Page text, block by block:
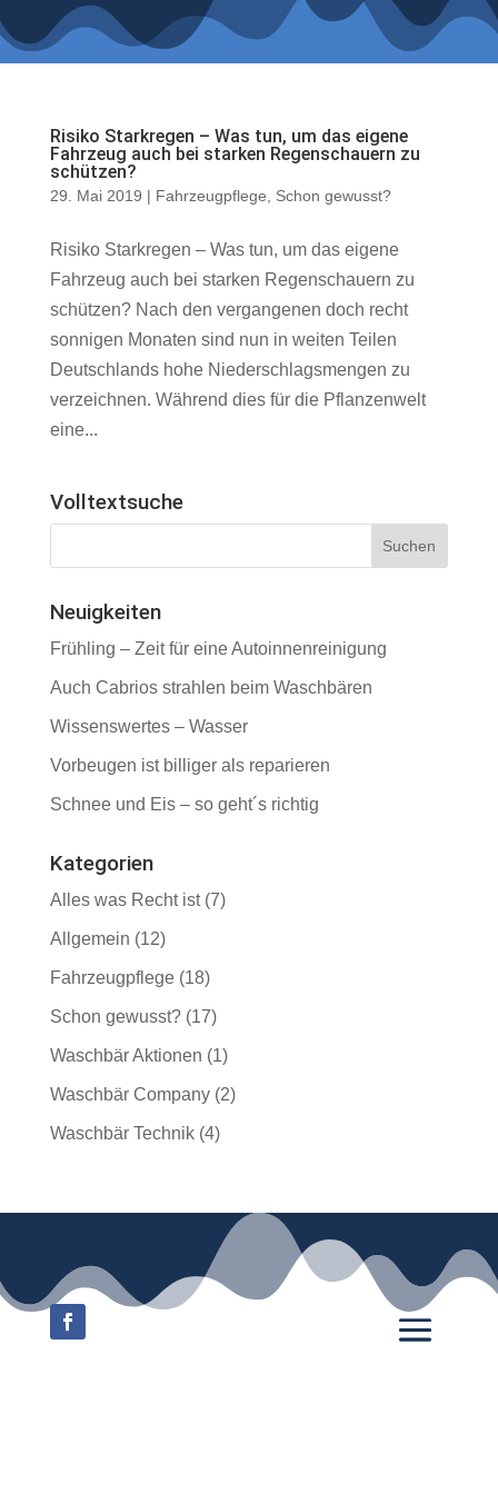
Risiko Starkregen – Was tun, um das eigene
Fahrzeug auch bei starken Regenschauern zu
schützen?
29. Mai 2019 | Fahrzeugpflege Schon gewusst?
Risiko Starkregen – Was tun, um das eigene
Fahrzeug auch bei starken Regenschauern zu
schützen? Nach den vergangenen doch recht
sonnigen Monaten sind nun in weiten Teilen
Deutschlands hohe Niederschlagsmengen zu
verzeichnen. Während dies für die Pflanzenwelt
eine...
Volltextsuche
Neuigkeiten
Frühling – Zeit für eine Autoinnenreinigung
Auch Cabrios strahlen beim Waschbären
Wissenswertes – Wasser
Vorbeugen ist billiger als reparieren
Schnee und Eis – so geht´s richtig
Kategorien
Alles was Recht ist(7)
Allgemein (12)
Fahrzeugpflege(18)
Schon gewusst?(17)
Waschbär Aktionen (1)
Waschbär Company(2)
Waschbär Technik(4)